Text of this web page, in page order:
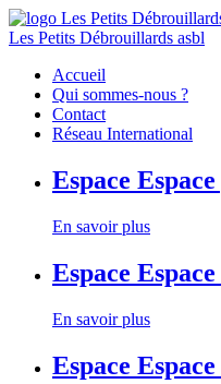
Les Petits Débrouillards asbl
Accueil
Qui sommes-nous ?
Contact
Réseau International
Espace
En savoir plus
Espace
En savoir plus
Espace